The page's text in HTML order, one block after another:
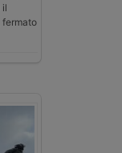
il
fermato